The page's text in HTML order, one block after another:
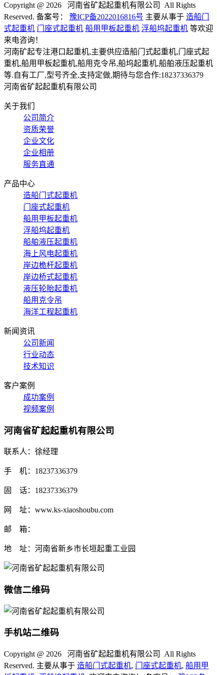
Copyright @ 2026 河南省矿起起重机有限公司 All Rights
Reserved. 备案号： 豫ICP备2022016816号 主要从事于 造船门
式起重机 门座式起重机 船用甲板起重机 浮船坞起重机 等欢迎
来电咨询！
河南矿起专注港口起重机,主要供应造船门式起重机,门座式起
重机,船用甲板起重机,船用克令吊,船坞起重机,船舶液压起重机
等.自有工厂,型号齐全,支持定做,期待与您合作:18237336379
河南省矿起起重机有限公司
关于我们
公司简介
资质荣誉
企业文化
企业相册
服务直通
产品中心
造船门式起重机
门座式起重机
船用甲板起重机
浮船坞起重机
船舶液压起重机
海上风电起重机
岸边桅杆起重机
岸边桥式起重机
液压轮胎起重机
船用克令吊
海洋工程起重机
新闻资讯
公司新闻
行业动态
技术知识
客户案例
成功案例
视频案例
河南省矿起起重机有限公司
联系人：徐经理
手 机：18237336379
固 话：18237336379
网 址：www.ks-xiaoshoubu.com
邮 箱：
地 址：河南省新乡市长垣起重工业园
微信二维码
手机站二维码
Copyright @ 2026 河南省矿起起重机有限公司 All Rights
Reserved. 主要从事于 造船门式起重机, 门座式起重机, 船用甲